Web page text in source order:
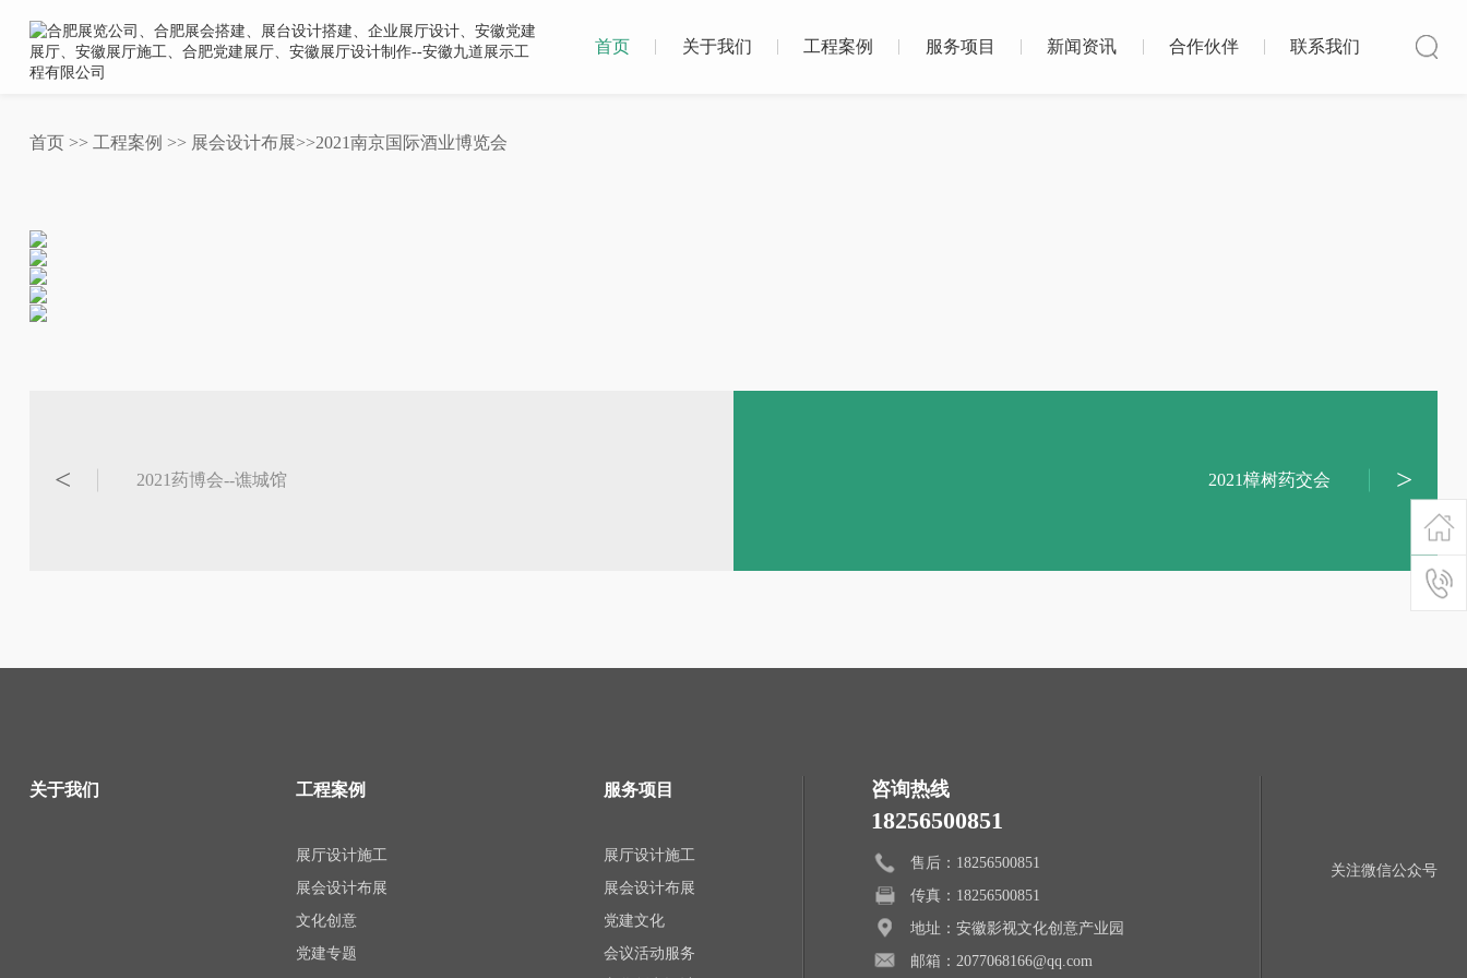
首页 关于我们 工程案例 服务项目 新闻资讯 合作伙伴 联系我们
首页>> 工程案例 >> 展会设计布展>>2021南京国际酒业博览会
2021药博会--谯城馆 2021樟树药交会
关于我们 工程案例
展厅设计施工
展会设计布展
文化创意
党建专题
服务项目
展厅设计施工
展会设计布展
党建文化
会议活动服务
咨询热线
18256500851
售后：18256500851
传真：18256500851
地址：安徽影视文化创意产业园
邮箱：2077068166@qq.com
关注微信公众号